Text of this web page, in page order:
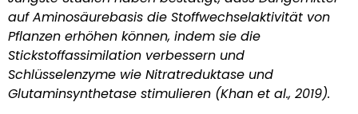
auf Aminosäurebasis die Stoffwechselaktivität von
Pflanzen erhöhen können, indem sie die
Stickstoffassimilation verbessern und
Schlüsselenzyme wie Nitratreduktase und
Glutaminsynthetase stimulieren (Khan et al., 2019).